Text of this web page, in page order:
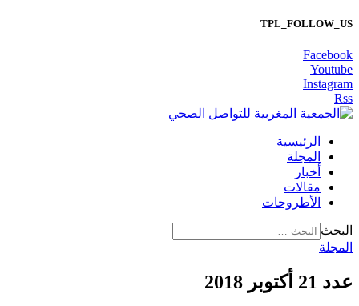
TPL_FOLLOW_US
Facebook
Youtube
Instagram
Rss
الرئيسية
المجلة
أخبار
مقالات
الأطروحات
البحث
المجلة
عدد 21 أكتوبر 2018